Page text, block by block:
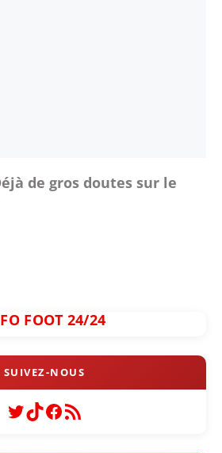
de gros doutes sur le
FOOT 24/24
Twitter
TikTok
Facebook
Flux RSS